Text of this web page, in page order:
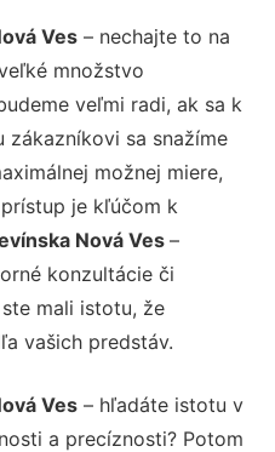
Ves – nechajte to na
množstvo
veľmi radi, ak sa k
zákazníkovi sa snažíme
možnej miere,
je kľúčom k
Nová Ves –
konzultácie či
mali istotu, že
vašich predstáv.
Ves – hľadáte istotu v
a precíznosti? Potom